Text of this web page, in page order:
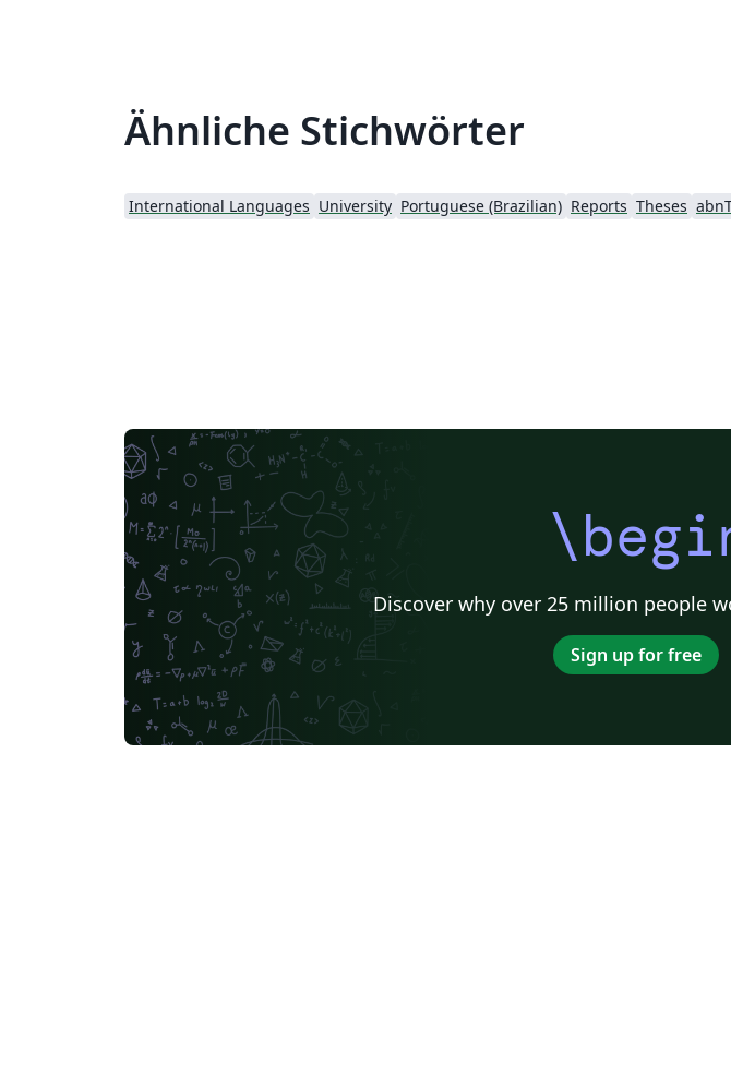
Ähnliche Stichwörter
International Languages University Portuguese (Brazilian) Reports Theses
Discover why over 25 million people
Sign up for free